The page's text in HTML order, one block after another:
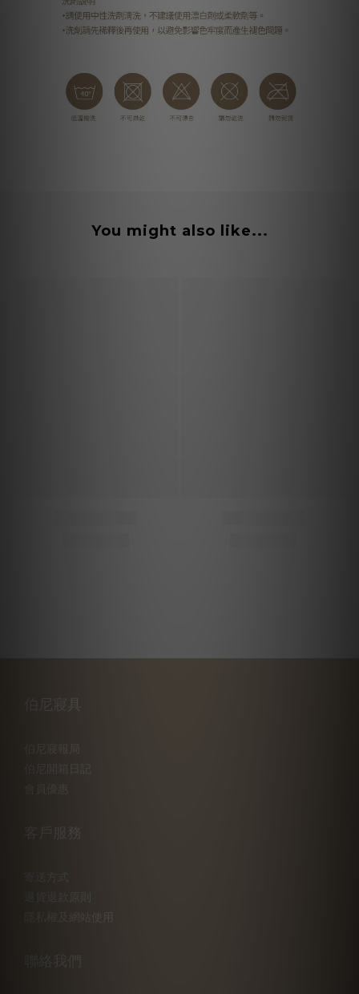
You might also like...
伯尼寢具
伯尼寢報局
伯尼開箱日記
會員優惠
客戶服務
退貨退款原則
隱私權及網站使用
聯絡我們